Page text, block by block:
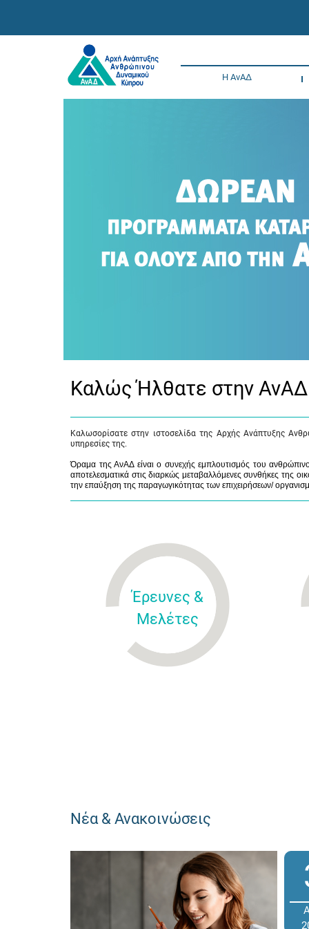
Η ΑνΑΔ
Καλώς Ήλθατε στην ΑνΑΔ
Καλωσορίσατε στην ιστοσελίδα της Αρχής Ανάπτυξης
υπηρεσίες της.
Όραμα της ΑνΑΔ είναι ο συνεχής εμπλουτισμός του
αποτελεσματικά στις διαρκώς μεταβαλλόμενες συνθήκες της
την επαύξηση της παραγωγικότητας των επιχειρήσεων/
Έρευνες &
Μελέτες
Νέα & Ανακοινώσεις